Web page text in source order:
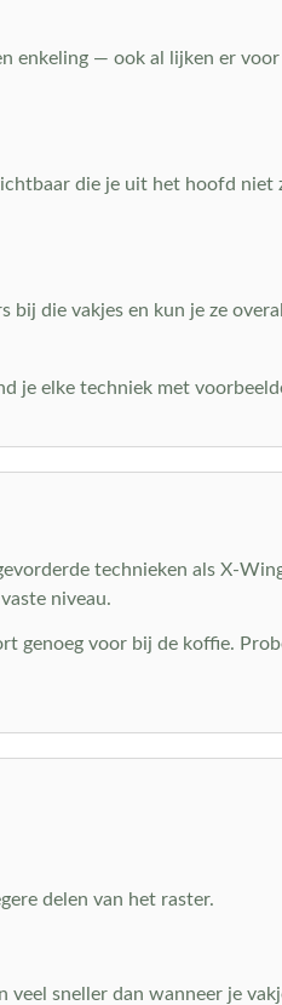
enkeling — ook al lijken er
die je uit het hoofd niet
die vakjes en kun je ze
je elke techniek met
technieken als X-
niveau.
genoeg voor bij de koffie.
delen van het raster.
sneller dan wanneer je